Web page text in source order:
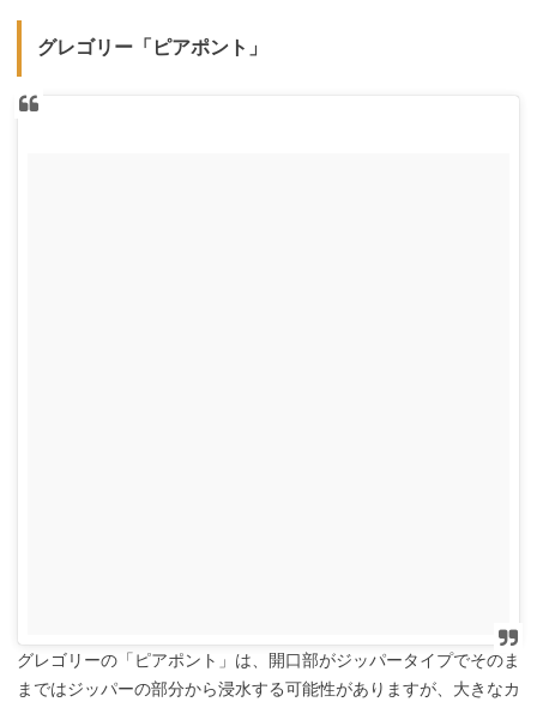
グレゴリー「ピアポント」
グレゴリーの「ピアポント」は、開口部がジッパータイプでそのま
まではジッパーの部分から浸水する可能性がありますが、大きなカ